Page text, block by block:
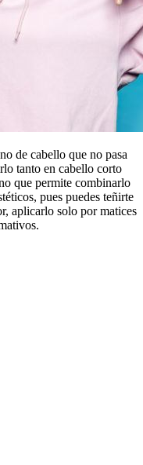
de cabello que no pasa
tanto en cabello corto
que permite combinarlo
pues puedes teñirte
aplicarlo solo por matices